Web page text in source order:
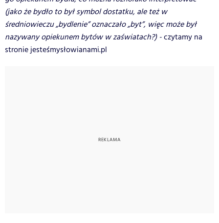
(jako że bydło to był symbol dostatku, ale też w
średniowieczu „bydlenie” oznaczało „byt”, więc może był
nazywany opiekunem bytów w zaświatach?) -czytamy na
stronie jesteśmysłowianami.pl